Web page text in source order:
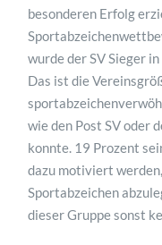
besonderen Erfolg
wurde der SV Sieger
Das ist die
wie den Post SV oder
konnte. 19 Prozent
dazu motiviert
Sportabzeichen
dieser Gruppe sonst